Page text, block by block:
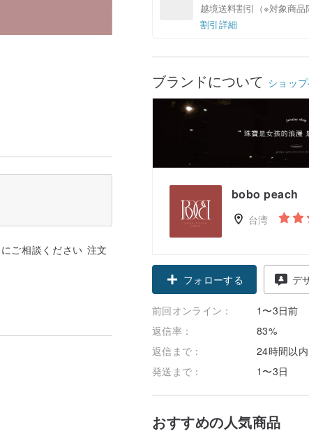
越境送料割引（※対象商品
割引詳細
ブランドについて ショッ
bobo peach
台湾
フォローする デ
前回オンライン：
1〜3日前
返信率：
83%
返信まで：
24時間以内
発送まで：
1〜3日
おすすめの人気商品
ご相談ください 注文